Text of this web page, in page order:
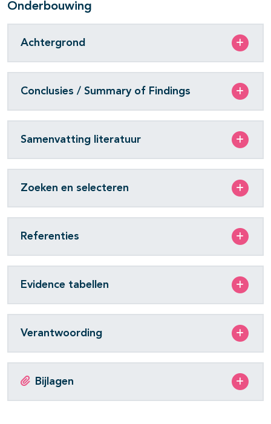
Onderbouwing
Achtergrond
Conclusies / Summary of Findings
Samenvatting literatuur
Zoeken en selecteren
Referenties
Evidence tabellen
Verantwoording
Bijlagen